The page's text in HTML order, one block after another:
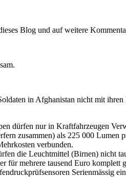
Blog und auf weitere
in Afghanistan nicht mit
dürfen nur in Kraftfahrzeugen
zusammen) als 225 000
verbunden.
die Leuchtmittel (Birnen) nicht
für mehrere tausend Euro komplett
Serienmässig